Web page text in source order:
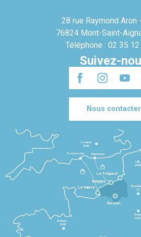
28 rue Raymond Aron
76824 Mont-Saint-
Téléphone : 02 35
Suivez-
Nous contacter
Le Havre
Dieppe
Le Tréport
Rennes
2h30
Paris
1h30
1h
Lille
2h30
Londres
3h30
Newhaven
Portsmouth
Rouen